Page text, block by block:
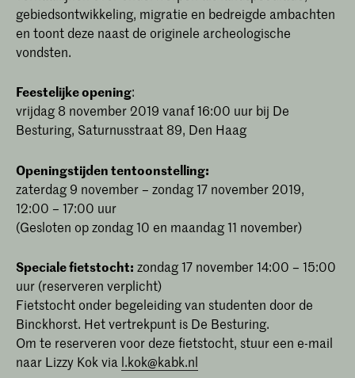
gebiedsontwikkeling, migratie en bedreigde ambachten
en toont deze naast de originele archeologische
vondsten.
Feestelijke opening:
vrijdag 8 november 2019 vanaf 16:00 uur bij De
Besturing, Saturnusstraat 89, Den Haag
Openingstijden tentoonstelling:
zaterdag 9 november – zondag 17 november 2019,
12:00 – 17:00 uur
(Gesloten op zondag 10 en maandag 11 november)
Speciale fietstocht: zondag 17 november 14:00 – 15:00
uur (reserveren verplicht)
Fietstocht onder begeleiding van studenten door de
Binckhorst. Het vertrekpunt is De Besturing.
Om te reserveren voor deze fietstocht, stuur een e-mail
naar Lizzy Kok via l.kok@kabk.nl